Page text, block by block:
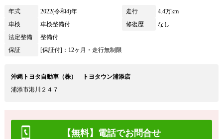
年式 2022(令和4)年 走行
4.4万km
車検
車検整備付 修復歴
なし
法定整備
整備付
保証
[保証付]：12ヶ月・走行無制限
沖縄トヨタ自動車（株） トヨタウン浦添店
浦添市港川２４７
【無料】電話でお問合せ